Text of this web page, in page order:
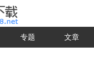
专题 文章